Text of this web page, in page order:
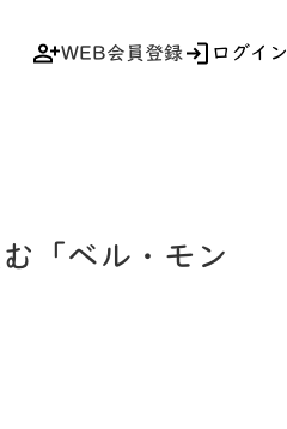
WEB会員登録 ログイン
「ベル・モン